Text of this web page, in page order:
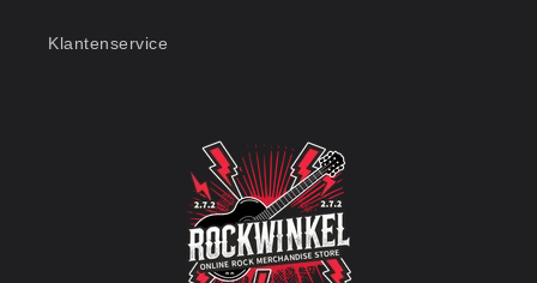
Klantenservice